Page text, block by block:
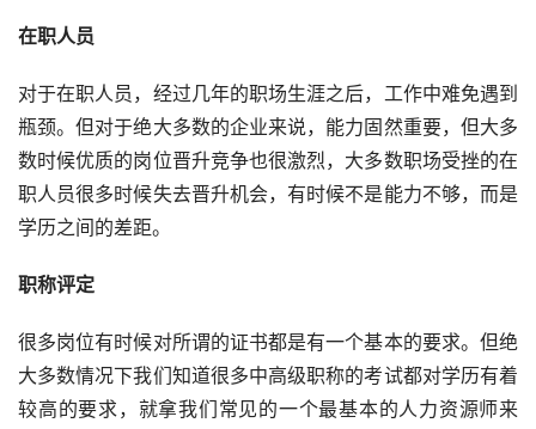
在职人员
对于在职人员，经过几年的职场生涯之后，工作中难免遇到
瓶颈。但对于绝大多数的企业来说，能力固然重要，但大多
数时候优质的岗位晋升竞争也很激烈，大多数职场受挫的在
职人员很多时候失去晋升机会，有时候不是能力不够，而是
学历之间的差距。
职称评定
很多岗位有时候对所谓的证书都是有一个基本的要求。但绝
大多数情况下我们知道很多中高级职称的考试都对学历有着
较高的要求，就拿我们常见的一个最基本的人力资源师来